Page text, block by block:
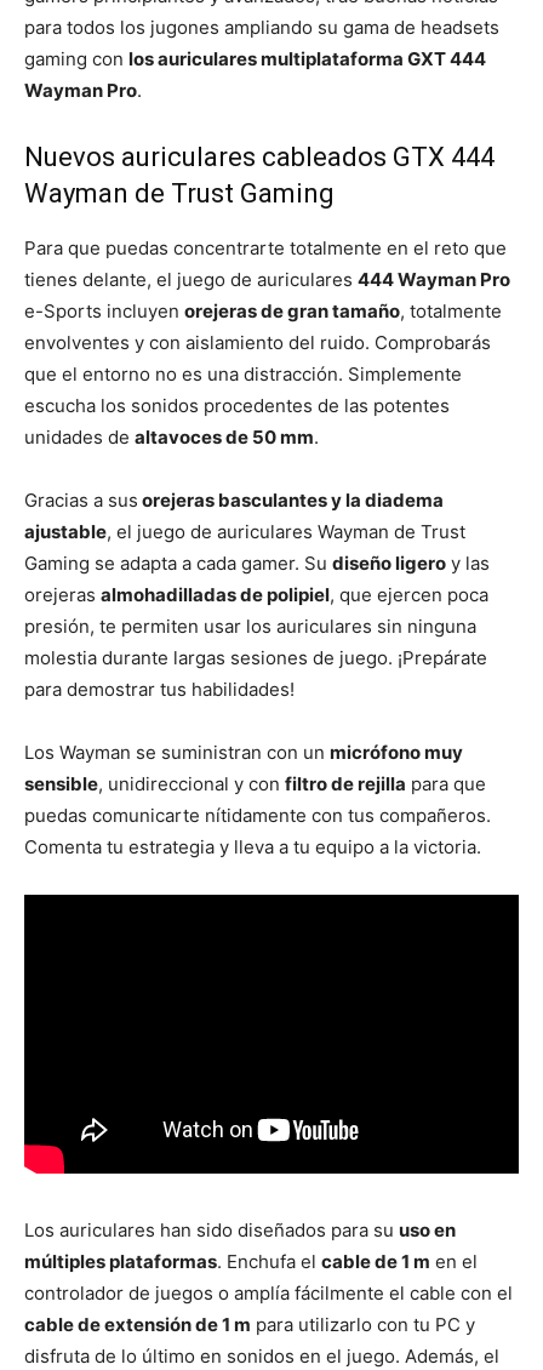
para todos los jugones ampliando su gama de headsets
gaming con los auriculares multiplataforma GXT 444
Wayman Pro.
Nuevos auriculares cableados GTX 444
Wayman de Trust Gaming
Para que puedas concentrarte totalmente en el reto que
tienes delante, el juego de auriculares 444 Wayman Pro
e-Sports incluyen orejeras de gran tamaño, totalmente
envolventes y con aislamiento del ruido. Comprobarás
que el entorno no es una distracción. Simplemente
escucha los sonidos procedentes de las potentes
unidades de altavoces de 50 mm.
Gracias a sus orejeras basculantes y la diadema
ajustable, el juego de auriculares Wayman de Trust
Gaming se adapta a cada gamer. Su diseño ligero y las
orejeras almohadilladas de polipiel, que ejercen poca
presión, te permiten usar los auriculares sin ninguna
molestia durante largas sesiones de juego. ¡Prepárate
para demostrar tus habilidades!
Los Wayman se suministran con un micrófono muy
sensible, unidireccional y con filtro de rejilla para que
puedas comunicarte nítidamente con tus compañeros.
Comenta tu estrategia y lleva a tu equipo a la victoria.
Los auriculares han sido diseñados para su uso en
múltiples plataformas. Enchufa el cable de 1 m en el
controlador de juegos o amplía fácilmente el cable con el
cable de extensión de 1 m para utilizarlo con tu PC y
disfruta de lo último en sonidos en el juego. Además, el